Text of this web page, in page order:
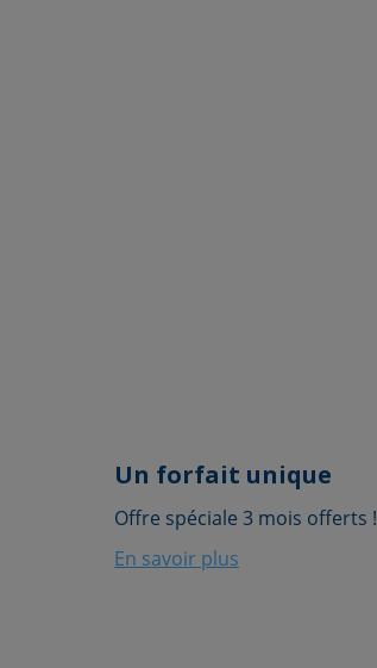
Un forfait unique
Offre spéciale 3 mois offerts !
En savoir plus